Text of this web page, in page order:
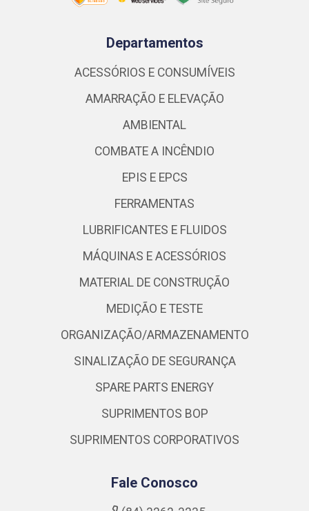
Departamentos
ACESSÓRIOS E CONSUMÍVEIS
AMARRAÇÃO E ELEVAÇÃO
AMBIENTAL
COMBATE A INCÊNDIO
EPIS E EPCS
FERRAMENTAS
LUBRIFICANTES E FLUIDOS
MÁQUINAS E ACESSÓRIOS
MATERIAL DE CONSTRUÇÃO
MEDIÇÃO E TESTE
ORGANIZAÇÃO/ARMAZENAMENTO
SINALIZAÇÃO DE SEGURANÇA
SPARE PARTS ENERGY
SUPRIMENTOS BOP
SUPRIMENTOS CORPORATIVOS
Fale Conosco